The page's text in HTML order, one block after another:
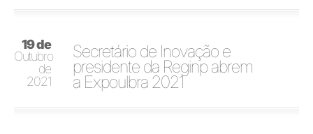
19 de
Outubro
de
2021
Secretário de Inovação e
presidente da Reginp abrem
a Expoulbra 2021